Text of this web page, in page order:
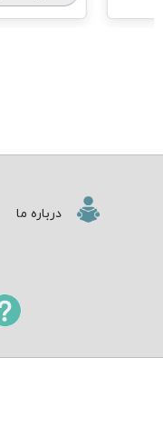
درباره ما